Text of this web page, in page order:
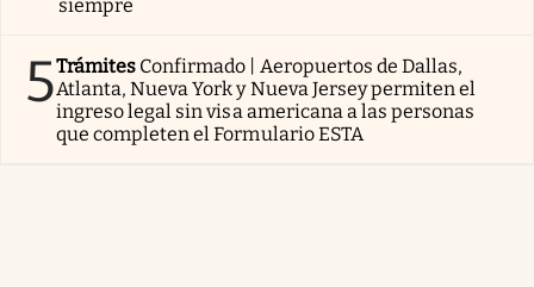
siempre
5Trámites Confirmado | Aeropuertos de Dallas,
Atlanta, Nueva York y Nueva Jersey permiten el
ingreso legal sin visa americana a las personas
que completen el Formulario ESTA